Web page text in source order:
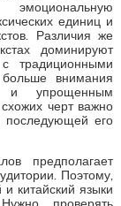
единиц и
Различия же
доминируют
традиционными
больше внимания
и упрощенным
черт важно
последующей его
предполагает
Поэтому,
китайский языки
проверять